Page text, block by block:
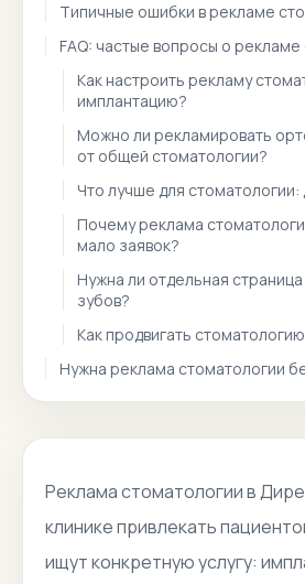
Типичные ошибки в рекламе
FAQ: частые вопросы о
Как настроить рекламу
имплантацию?
Можно ли рекламировать
от общей стоматологии?
Что лучше для стоматологии:
Почему реклама
мало заявок?
Нужна ли отдельная
зубов?
Как продвигать
Нужна реклама стоматологии
Реклама стоматологии в
клинике привлекать
ищут конкретную услугу: